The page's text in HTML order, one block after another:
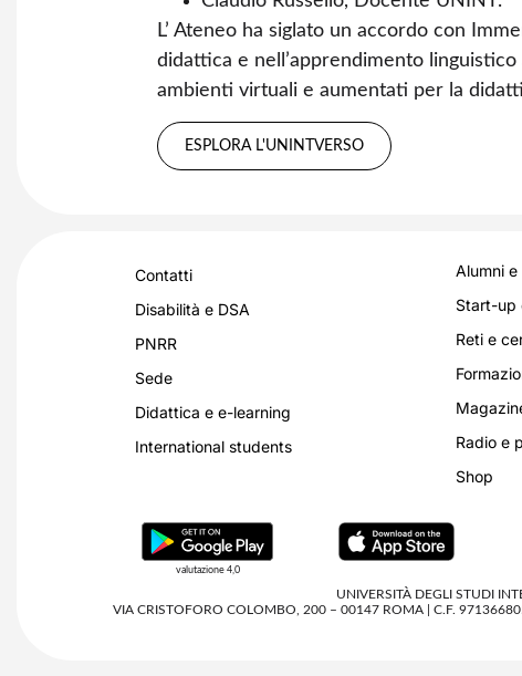
L’ Ateneo ha siglato un accordo con
didattica e nell’apprendimento
ambienti virtuali e aumentati per la
ESPLORA L'UNINTVERSO
Contatti
Disabilità e DSA
PNRR
Sede
Didattica e e-learning
International students
Alumni
Start-up
Reti e
Radio e
Shop
valutazione 4,0
UNIVERSITÀ DEGLI STUDI
VIA CRISTOFORO COLOMBO, 200 – 00147 ROMA | C.F.